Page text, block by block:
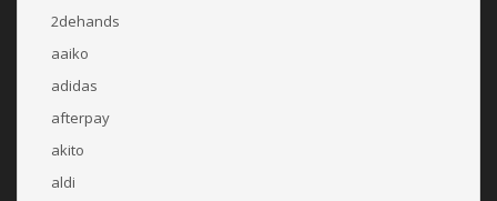
2dehands
aaiko
adidas
afterpay
akito
aldi